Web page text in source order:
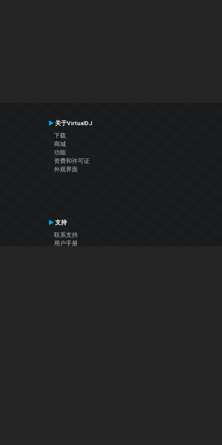
关于VirtualDJ
下载
商城
功能
资费和许可证
外观界面
支持
联系支持
用户手册